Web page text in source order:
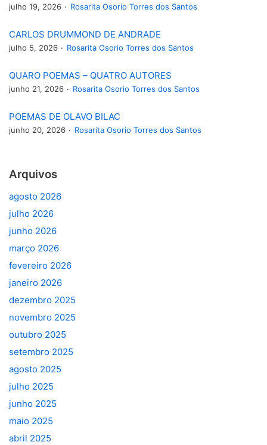
julho 19, 2026 Rosarita Osorio Torres dos Santos
CARLOS DRUMMOND DE ANDRADE
julho 5, 2026 Rosarita Osorio Torres dos Santos
QUARO POEMAS – QUATRO AUTORES
junho 21, 2026 Rosarita Osorio Torres dos Santos
POEMAS DE OLAVO BILAC
junho 20, 2026 Rosarita Osorio Torres dos Santos
Arquivos
agosto 2026
julho 2026
junho 2026
março 2026
fevereiro 2026
janeiro 2026
dezembro 2025
novembro 2025
outubro 2025
setembro 2025
agosto 2025
julho 2025
junho 2025
maio 2025
abril 2025